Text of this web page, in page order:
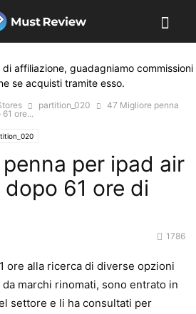
affiliazione, guadagniamo commissioni
se acquisti tramite esso.
partition_020
47 Migliore penna
ore...
per ipad air
61 ore di
1786
ore alla ricerca di diverse opzioni
marchi rinomati, sono entrato in
settore e li ha consultati per